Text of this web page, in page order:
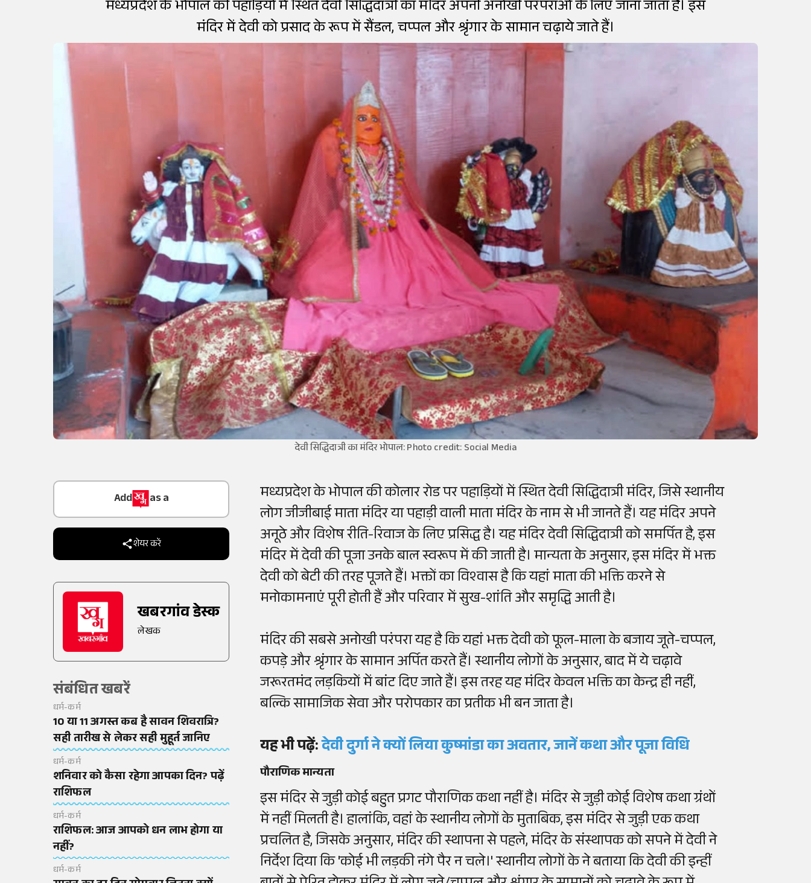
मध्यप्रदेश के भोपाल की पहाड़ियों में स्थित देवी सिद्धिदात्री का मंदिर अपनी अनोखी परंपराओं के लिए जाना जाता है। इस
मंदिर में देवी को प्रसाद के रूप में सैंडल, चप्पल और श्रृंगार के सामान चढ़ाये जाते हैं।
देवी सिद्धिदात्री का मंदिर भोपाल: Photo credit: Social Media
Trusted Source on
शेयर करें
खबरगांव डेस्क
लेखक
संबंधित खबरें
धर्म-कर्म
10 या 11 अगस्त कब है सावन शिवरात्रि?
सही तारीख से लेकर सही मुहूर्त जानिए
धर्म-कर्म
शनिवार को कैसा रहेगा आपका दिन? पढ़ें
राशिफल
धर्म-कर्म
राशिफल: आज आपको धन लाभ होगा या
नहीं?
धर्म-कर्म
मध्यप्रदेश के भोपाल की कोलार रोड पर पहाड़ियों में स्थित देवी सिद्धिदात्री मंदिर, जिसे स्थानीय
लोग जीजीबाई माता मंदिर या पहाड़ी वाली माता मंदिर के नाम से भी जानते हैं। यह मंदिर अपने
अनूठे और विशेष रीति-रिवाज के लिए प्रसिद्ध है। यह मंदिर देवी सिद्धिदात्री को समर्पित है, इस
मंदिर में देवी की पूजा उनके बाल स्वरूप में की जाती है। मान्यता के अनुसार, इस मंदिर में भक्त
देवी को बेटी की तरह पूजते हैं। भक्तों का विश्वास है कि यहां माता की भक्ति करने से
मनोकामनाएं पूरी होती हैं और परिवार में सुख-शांति और समृद्धि आती है।
मंदिर की सबसे अनोखी परंपरा यह है कि यहां भक्त देवी को फूल-माला के बजाय जूते-चप्पल,
कपड़े और श्रृंगार के सामान अर्पित करते हैं। स्थानीय लोगों के अनुसार, बाद में ये चढ़ावे
जरूरतमंद लड़कियों में बांट दिए जाते हैं। इस तरह यह मंदिर केवल भक्ति का केन्द्र ही नहीं,
बल्कि सामाजिक सेवा और परोपकार का प्रतीक भी बन जाता है।
यह भी पढ़ें:देवी दुर्गा ने क्यों लिया कुष्मांडा का अवतार, जानें कथा और पूजा विधि
पौराणिक मान्यता
इस मंदिर से जुड़ी कोई बहुत प्रगट पौराणिक कथा नहीं है। मंदिर से जुड़ी कोई विशेष कथा ग्रंथों
में नहीं मिलती है। हालांकि, वहां के स्थानीय लोगों के मुताबिक, इस मंदिर से जुड़ी एक कथा
प्रचलित है, जिसके अनुसार, मंदिर की स्थापना से पहले,मंदिर के संस्थापकको सपने में देवी ने
निर्देश दिया कि'कोई भी लड़की नंगे पैर न चले।'स्थानीय लोगों के ने बताया कि देवी की इन्हीं